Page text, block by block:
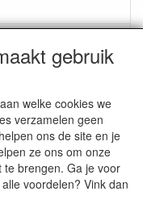
gebruik
welke cookies we
verzamelen geen
ons de site en je
ze ons om onze
brengen. Ga je voor
voordelen? Vink dan